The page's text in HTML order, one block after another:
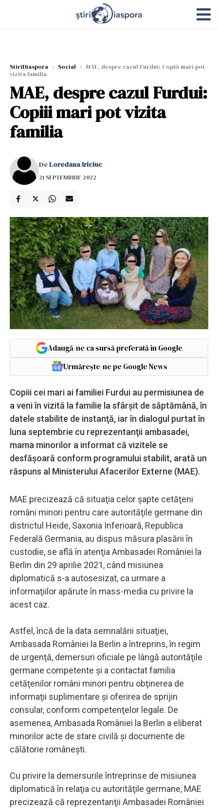
StiriDiaspora › Social › MAE, despre cazul Furdui: Copiii mari pot
vizita familia
MAE, despre cazul Furdui:
Copiii mari pot vizita
familia
DeLoredana Iriciuc
21 SEPTEMBRIE 2022
Adaugă-ne ca sursă preferată în Google
Urmărește-ne pe Google News
Copiii cei mari ai familiei Furdui au permisiunea de
a veni în vizită la familie la sfârşit de săptămână, în
datele stabilite de instanţă, iar în dialogul purtat în
luna septembrie cu reprezentanţii ambasadei,
mama minorilor a informat că vizitele se
desfăşoară conform programului stabilit, arată un
răspuns al Ministerului Afacerilor Externe (MAE).
MAE precizează că situaţia celor şapte cetăţeni
români minori pentru care autorităţile germane din
districtul Heide, Saxonia Inferioară, Republica
Federală Germania, au dispus măsura plasării în
custodie, se află în atenţia Ambasadei României la
Berlin din 29 aprilie 2021, când misiunea
diplomatică s-a autosesizat, ca urmare a
informaţiilor apărute în mass-media cu privire la
acest caz.
Astfel, încă de la data semnalării situaţiei,
Ambasada României la Berlin a întreprins, în regim
de urgenţă, demersuri oficiale pe lângă autorităţile
germane competente şi a contactat familia
cetăţenilor români minori pentru obţinerea de
informaţii suplimentare şi oferirea de sprijin
consular, conform competenţelor legale. De
asemenea, Ambasada României la Berlin a eliberat
minorilor acte de stare civilă şi documente de
călătorie româneşti.
Cu privire la demersurile întreprinse de misiunea
diplomatică în relaţia cu autorităţile germane, MAE
precizează că reprezentanţii Ambasadei României